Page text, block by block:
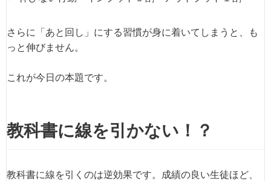
さらに「あと回し」にする習慣が身に着いてしまうと、も
っと伸びません。
これが今日の本題です。
教科書に線を引かない！？
教科書に線を引くのは逆効果です。成績の良い生徒ほど、